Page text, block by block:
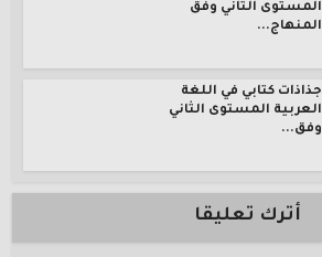
المستوى الثاني وفق
المنهاج...
جذاذات كتابي في اللغة
العربية المستوى الثاني
وفق...
أترك تعليقا